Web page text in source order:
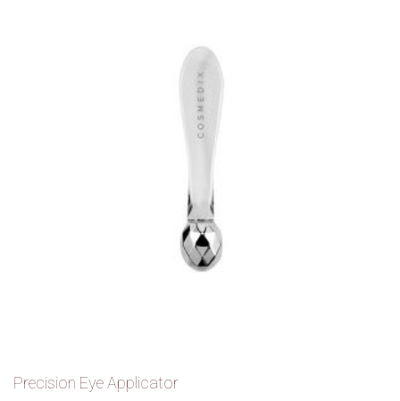
Contact
Precision Eye Applicator